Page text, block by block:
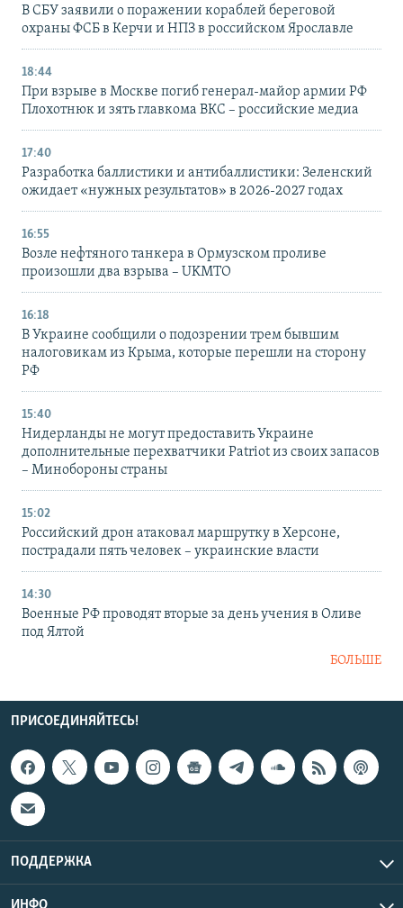
В СБУ заявили о поражении кораблей береговой
охраны ФСБ в Керчи и НПЗ в российском Ярославле
18:44
При взрыве в Москве погиб генерал-майор армии РФ
Плохотнюк и зять главкома ВКС – российские медиа
17:40
Разработка баллистики и антибаллистики: Зеленский
ожидает «нужных результатов» в 2026-2027 годах
16:55
Возле нефтяного танкера в Ормузском проливе
произошли два взрыва – UKMTO
16:18
В Украине сообщили о подозрении трем бывшим
налоговикам из Крыма, которые перешли на сторону
РФ
15:40
Нидерланды не могут предоставить Украине
дополнительные перехватчики Patriot из своих запасов
– Минобороны страны
15:02
Российский дрон атаковал маршрутку в Херсоне,
пострадали пять человек – украинские власти
14:30
Военные РФ проводят вторые за день учения в Оливе
под Ялтой
БОЛЬШЕ
ПРИСОЕДИНЯЙТЕСЬ!
ПОДДЕРЖКА